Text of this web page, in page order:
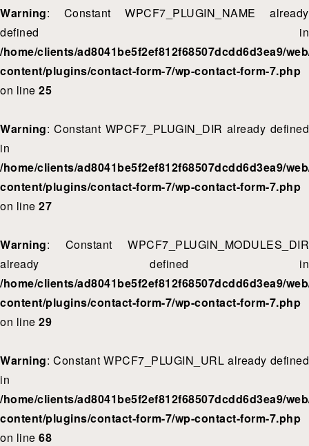
Warning: Constant WPCF7_PLUGIN_NAME already
defined in
/home/clients/ad8041be5f2ef812f68507dcdd6d3ea9/
content/plugins/contact-form-7/wp-contact-form-7.php
on line 25
Warning: Constant WPCF7_PLUGIN_DIR already defined
in
/home/clients/ad8041be5f2ef812f68507dcdd6d3ea9/
content/plugins/contact-form-7/wp-contact-form-7.php
on line 27
Warning: Constant WPCF7_PLUGIN_MODULES_DIR
already defined in
/home/clients/ad8041be5f2ef812f68507dcdd6d3ea9/
content/plugins/contact-form-7/wp-contact-form-7.php
on line 29
Warning: Constant WPCF7_PLUGIN_URL already defined
in
/home/clients/ad8041be5f2ef812f68507dcdd6d3ea9/
content/plugins/contact-form-7/wp-contact-form-7.php
on line 68